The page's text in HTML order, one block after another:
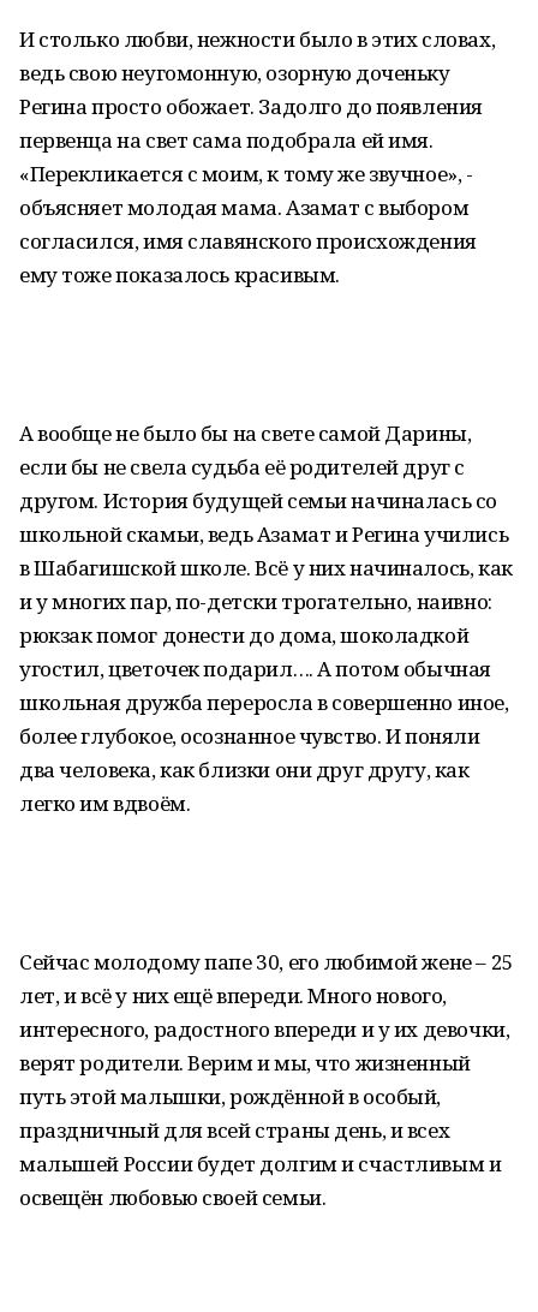
И столько любви, нежности было в этих словах,
ведь свою неугомонную, озорную доченьку
Регина просто обожает. Задолго до появления
первенца на свет сама подобрала ей имя.
«Перекликается с моим, к тому же звучное», -
объясняет молодая мама. Азамат с выбором
согласился, имя славянского происхождения
ему тоже показалось красивым.
А вообще не было бы на свете самой Дарины,
если бы не свела судьба её родителей друг с
другом. История будущей семьи начиналась со
школьной скамьи, ведь Азамат и Регина учились
в Шабагишской школе. Всё у них начиналось, как
и у многих пар, по-детски трогательно, наивно:
рюкзак помог донести до дома, шоколадкой
угостил, цветочек подарил…. А потом обычная
школьная дружба переросла в совершенно иное,
более глубокое, осознанное чувство. И поняли
два человека, как близки они друг другу, как
легко им вдвоём.
Сейчас молодому папе 30, его любимой жене – 25
лет, и всё у них ещё впереди. Много нового,
интересного, радостного впереди и у их девочки,
верят родители. Верим и мы, что жизненный
путь этой малышки, рождённой в особый,
праздничный для всей страны день, и всех
малышей России будет долгим и счастливым и
освещён любовью своей семьи.